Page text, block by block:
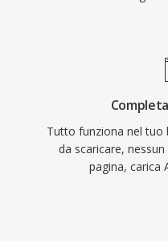
Tutto funziona nel
da scaricare,
pagina, carica